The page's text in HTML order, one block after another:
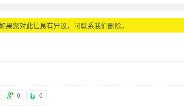
您对此信息有异议，可联系我们删除。
0
0